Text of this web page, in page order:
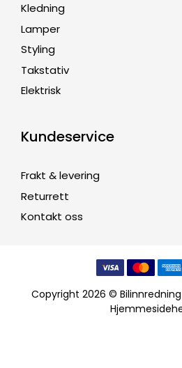
Kledning
Lamper
Styling
Takstativ
Elektrisk
Kundeservice
Frakt & levering
Returrett
Kontakt oss
Copyright 2026 © Bilinnredning